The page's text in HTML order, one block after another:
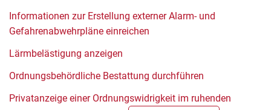
Informationen zur Erstellung externer Alarm- und
Gefahrenabwehrpläne einreichen
Lärmbelästigung anzeigen
Ordnungsbehördliche Bestattung durchführen
Privatanzeige einer Ordnungswidrigkeit im ruhenden